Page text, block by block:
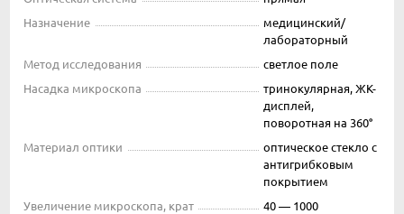
Назначение
медицинский/
лабораторный
Метод исследования
светлое поле
Насадка микроскопа
тринокулярная, ЖК-
дисплей,
поворотная на 360°
Материал оптики
оптическое стекло с
антигрибковым
покрытием
Увеличение микроскопа, крат
40 — 1000